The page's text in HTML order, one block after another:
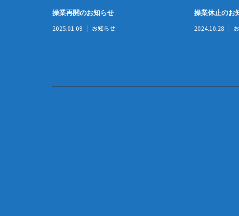
操業再開のお知らせ
2025.01.09 お知らせ
操業休止のお
2024.10.28